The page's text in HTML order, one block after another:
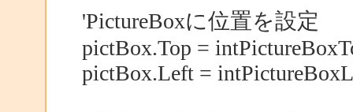
'PictureBoxに位置を設定
pictBox.Top =
pictBox.Left =